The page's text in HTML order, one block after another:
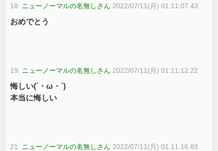
18: ニューノーマルの名無しさん 2022/07/11(月) 01:11:07.43
おめでとう
19: ニューノーマルの名無しさん 2022/07/11(月) 01:11:12.22
悔しい(´・ω・`)
本当に悔しい
21: ニューノーマルの名無しさん 2022/07/11(月) 01:11:16.83